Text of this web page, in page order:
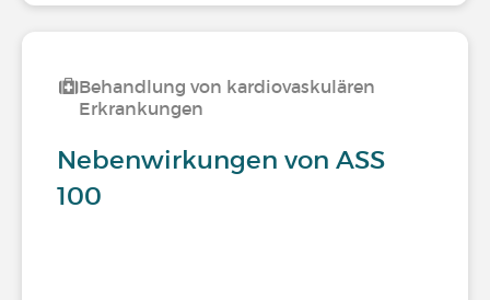
Behandlung von kardiovaskulären
Erkrankungen
Nebenwirkungen von ASS
100